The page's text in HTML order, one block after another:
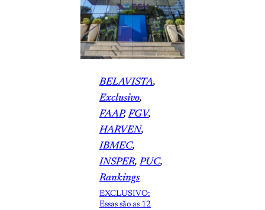
BELAVISTA
Exclusivo
FAAP, FGV
HARVEN
IBMEC
INSPER, PUC
Rankings
EXCLUSIVO:
Essas são as 12